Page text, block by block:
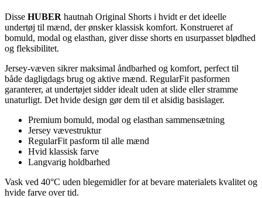
Disse HUBER hautnah Original Shorts i hvidt er det ideelle
undertøj til mænd, der ønsker klassisk komfort. Konstrueret af
bomuld, modal og elasthan, giver disse shorts en usurpasset blødhed
og fleksibilitet.
Jersey-væven sikrer maksimal åndbarhed og komfort, perfect til
både dagligdags brug og aktive mænd. RegularFit pasformen
garanterer, at undertøjet sidder idealt uden at slide eller stramme
unaturligt. Det hvide design gør dem til et alsidig basislager.
Premium bomuld, modal og elasthan sammensætning
Jersey vævestruktur
RegularFit pasform til alle mænd
Hvid klassisk farve
Langvarig holdbarhed
Vask ved 40°C uden blegemidler for at bevare materialets kvalitet og
hvide farve over tid.